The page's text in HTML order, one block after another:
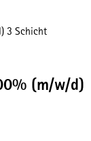
3 Schicht
(m/w/d)